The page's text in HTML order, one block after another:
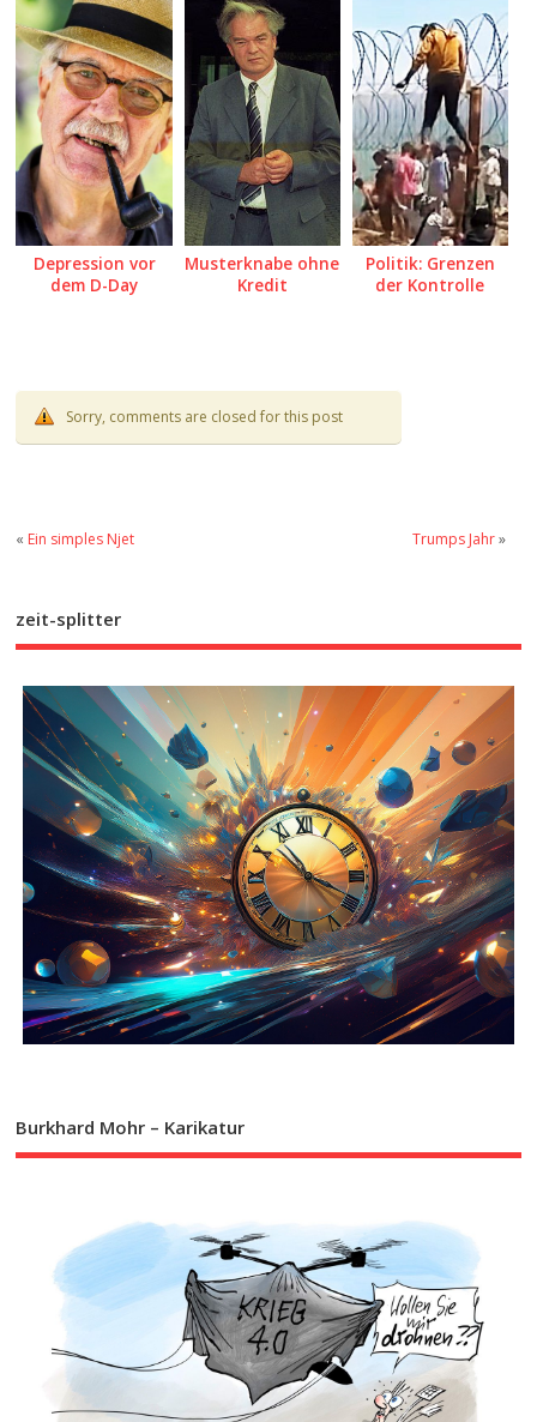
Depression vor
dem D-Day
Musterknabe ohne
Kredit
Politik: Grenzen
der Kontrolle
Sorry, comments are closed for this post
« Ein simples Njet Trumps Jahr»
zeit-splitter
Burkhard Mohr – Karikatur